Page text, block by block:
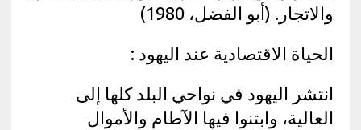
والاتجار. (أبو الفضل، 1980)
الحياة الاقتصادية عند اليهود :
انتشر اليهود في نواحي البلد كلها إلى
العالية، وابتنوا فيها الآطام والأموال